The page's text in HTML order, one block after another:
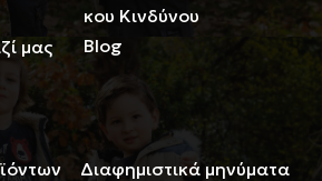
μας
κου Κινδύνου
Blog
Περιορισμοί ευθύνης
Διαφημιστικά μηνύματα